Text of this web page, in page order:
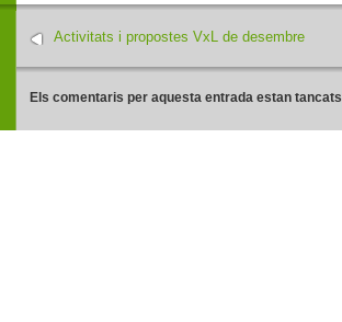
Activitats i propostes VxL de desembre
Els comentaris per aquesta entrada estan tancats